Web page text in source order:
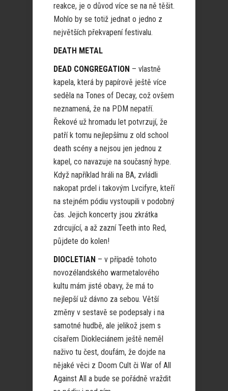
reakce, je o důvod více se na ně těšit.
Mohlo by se totiž jednat o jedno z
největších překvapení festivalu.
DEATH METAL
DEAD CONGREGATION – vlastně
kapela, která by papírově ještě více
seděla na Tones of Decay, což ovšem
neznamená, že na PDM nepatří.
Řekové už hromadu let potvrzují, že
patří k tomu nejlepšímu z old school
death scény a nejsou jen jednou z
kapel, co navazuje na současný hype.
Když například hráli na BA, zvládli
nakopat prdel i takovým Lvcifyre, kteří
na stejném pódiu vystoupili v podobný
čas. Jejich koncerty jsou zkrátka
zdrcující, a až zazní Teeth into Red,
půjdete do kolen!
DIOCLETIAN – v případě tohoto
novozélandského warmetalového
kultu mám jisté obavy, že má to
nejlepší už dávno za sebou. Větší
změny v sestavě se podepsaly i na
samotné hudbě, ale jelikož jsem s
císařem Diokleciánem ještě neměl
naživo tu čest, doufám, že dojde na
nějaké věci z Doom Cult či War of All
Against All a bude se pořádně vraždit